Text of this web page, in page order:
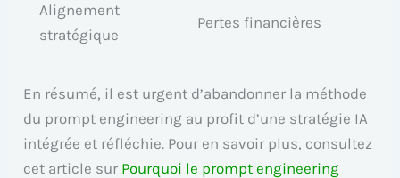
Alignement
stratégique
Pertes financières
En résumé, il est urgent d’abandonner la méthode
du prompt engineering au profit d’une stratégie IA
intégrée et réfléchie. Pour en savoir plus, consultez
cet article sur Pourquoi le prompt engineering